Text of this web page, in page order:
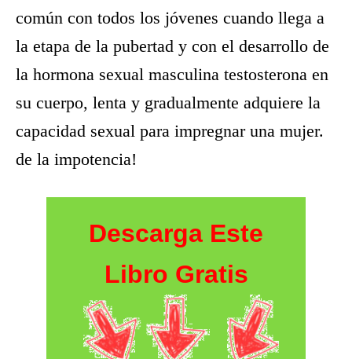
común con todos los jóvenes cuando llega a
la etapa de la pubertad y con el desarrollo de
la hormona sexual masculina testosterona en
su cuerpo, lenta y gradualmente adquiere la
capacidad sexual para impregnar una mujer.
de la impotencia!
Descarga Este
Libro Gratis